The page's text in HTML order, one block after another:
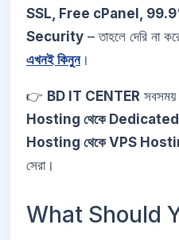
SSL, Free cPanel,
Security – তাহলে দেরি না
এখনই কিনুন।
👉 BD IT CENTER সবসময়
Hosting থেকে
Hosting থেকে VPS
সেরা।
What Should